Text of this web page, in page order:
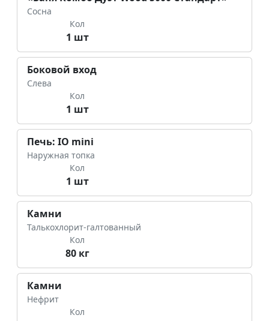
Сосна
Кол
1 шт
Боковой вход
Слева
Кол
1 шт
Печь: IO mini
Наружная топка
Кол
1 шт
Камни
Талькохлорит-галтованный
Кол
80 кг
Камни
Нефрит
Кол